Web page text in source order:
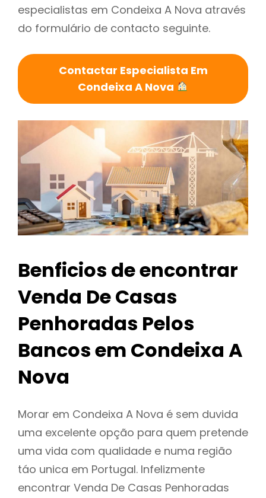
especialistas em Condeixa A Nova através
do formulário de contacto seguinte.
Contactar Especialista Em
Condeixa A Nova
Benficios de encontrar
Venda De Casas
Penhoradas Pelos
Bancos em Condeixa A
Nova
Morar em Condeixa A Nova é sem duvida
uma excelente opção para quem pretende
uma vida com qualidade e numa região
táo unica em Portugal. Infelizmente
encontrar Venda De Casas Penhoradas